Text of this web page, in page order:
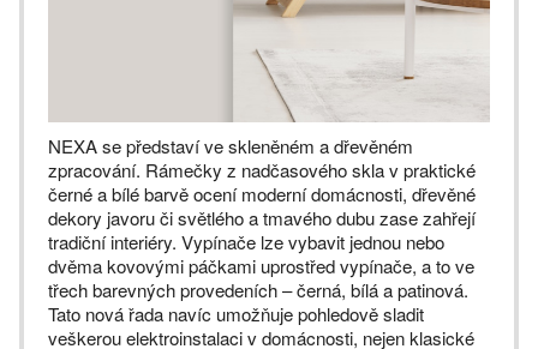
NEXA se představí ve skleněném a dřevěném
zpracování. Rámečky z nadčasového skla v praktické
černé a bílé barvě ocení moderní domácnosti, dřevěné
dekory javoru či světlého a tmavého dubu zase zahřejí
tradiční interiéry. Vypínače lze vybavit jednou nebo
dvěma kovovými páčkami uprostřed vypínače, a to ve
třech barevných provedeních – černá, bílá a patinová.
Tato nová řada navíc umožňuje pohledově sladit
veškerou elektroinstalaci v domácnosti, nejen klasické